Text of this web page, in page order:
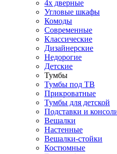
4х дверные
Угловые шкафы
Комоды
Современные
Классические
Дизайнерские
Недорогие
Детские
Тумбы
Тумбы под ТВ
Прикроватные
Тумбы для детской
Подставки и
Вешалки
Настенные
Вешалки-стойки
Костюмные